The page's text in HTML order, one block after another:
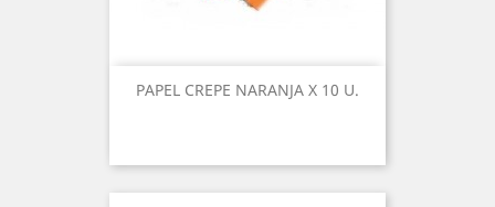
PAPEL CREPE NARANJA X 10 U.